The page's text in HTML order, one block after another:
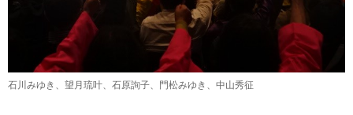
石川みゆき、望月琉叶、石原詢子、門松みゆき、中山秀征